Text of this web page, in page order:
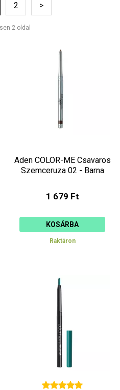
2 >
2 oldal
Aden COLOR-ME Csavaros
Szemceruza 02 - Barna
1 679 Ft
KOSÁRBA
Raktáron